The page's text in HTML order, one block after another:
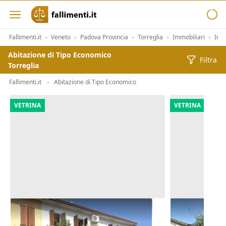
Fallimenti.it > Veneto > Padova Provincia > Torreglia > Immobiliari >
Abitazione di Tipo Economico
Torreglia
Filtra
Fallimenti.it > Abitazione di Tipo Economico
VETRINA
Asta Abitazione cielo terra con
cortile e cantina
VETRINA
Asta Casa